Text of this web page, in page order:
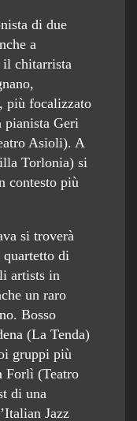
di due
a
il chitarrista
più focalizzato
pianista Geri
Asioli). A
Torlonia) si
contesto più
si troverà
quartetto di
artists in
un raro
Bosso
(La Tenda)
gruppi più
Forlì (Teatro
di una
Jazz